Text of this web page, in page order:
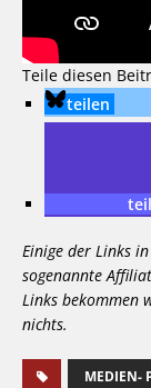
Teile diesen
teilen
Einige der Links
sogenannte
Links bekommen
nichts.
MEDIEN-